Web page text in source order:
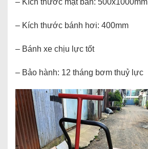
– Kích thước mặt bàn: 500x1000mm
– Kích thước bánh hơi: 400mm
– Bánh xe chịu lực tốt
– Bảo hành: 12 tháng bơm thuỷ lực